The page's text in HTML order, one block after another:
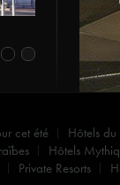
cet été Hôtels
Hôtels
Private Resorts